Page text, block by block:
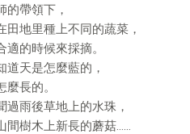
的帶領下，
田地里種上不同的蔬菜，
適的時候來採摘。
道天是怎麼藍的，
麼長的。
過雨後草地上的水珠，
間樹木上新長的蘑菇……